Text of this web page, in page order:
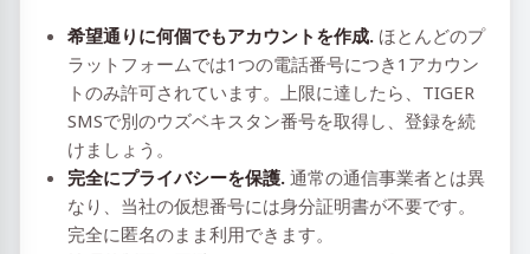
希望通りに何個でもアカウントを作成. ほとんどのプ
ラットフォームでは1つの電話番号につき1アカウン
トのみ許可されています。上限に達したら、TIGER
SMSで別のウズベキスタン番号を取得し、登録を続
けましょう。
完全にプライバシーを保護. 通常の通信事業者とは異
なり、当社の仮想番号には身分証明書が不要です。
完全に匿名のまま利用できます。